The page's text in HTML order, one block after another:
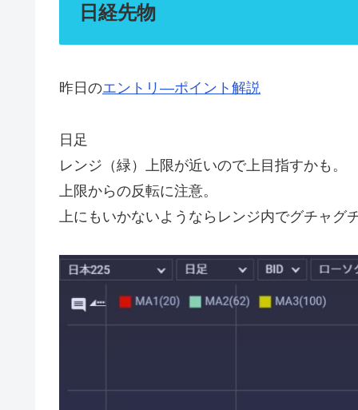
日経先物
昨日のエントリ―ポイント解説
日足
レンジ（緑）上限が近いので上目指すかも。
上限からの反転に注意。
上にもいかないようならレンジ内でグチャグ